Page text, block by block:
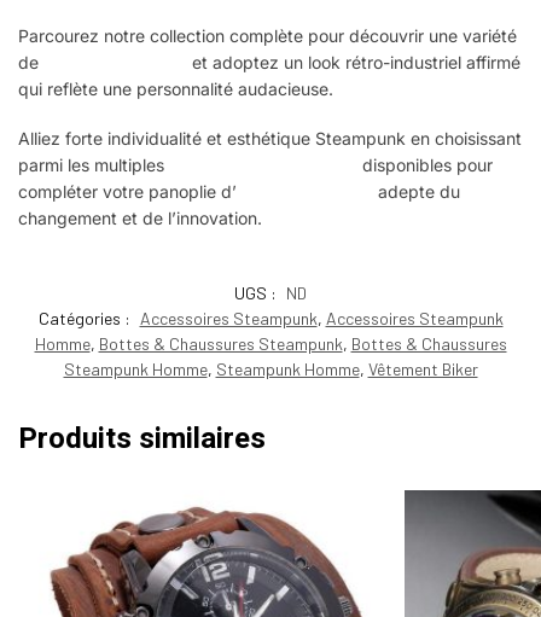
Parcourez notre collection complète pour découvrir une variété
de
et adoptez un look rétro-industriel affirmé
qui reflète une personnalité audacieuse.
Alliez forte individualité et esthétique Steampunk en choisissant
parmi les multiples
disponibles pour
compléter votre panoplie d’
adepte du
changement et de l’innovation.
UGS :
ND
Catégories :
Accessoires Steampunk, Accessoires Steampunk
Homme, Bottes & Chaussures Steampunk, Bottes & Chaussures
Steampunk Homme, Steampunk Homme, Vêtement Biker
Produits similaires